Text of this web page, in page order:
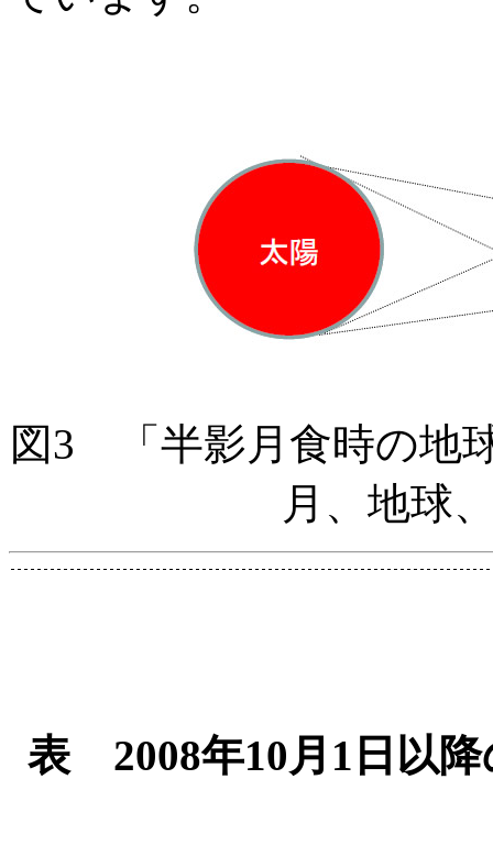
図3 「半影月食時の地
月、地球
表 2008年10月1日以